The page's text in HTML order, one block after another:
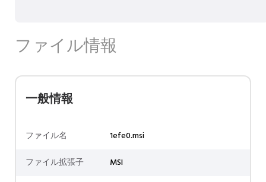
ファイル情報
一般情報
ファイル名
1efe0.msi
ファイル拡張子
MSI